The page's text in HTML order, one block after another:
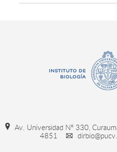
Av. Universidad Nº 330,
4851